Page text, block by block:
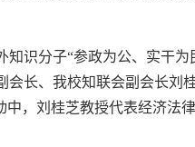
识分子“参政为公、实干为
长、我校知联会副会长刘
中，刘桂芝教授代表经济法